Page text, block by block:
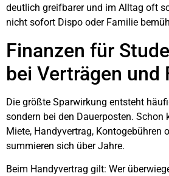
deut­lich greif­ba­rer und im All­tag oft
nicht sofort Dis­po oder Fami­lie
Finan­zen für
bei Ver­trä­gen und
Die größ­te Spar­wir­kung ent­steht
son­dern bei den Dau­er­pos­ten. Schon
Mie­te, Han­dy­ver­trag, Kon­to­ge­büh­ren
sum­mie­ren sich über Jah­re.
Beim Han­dy­ver­trag gilt: Wer